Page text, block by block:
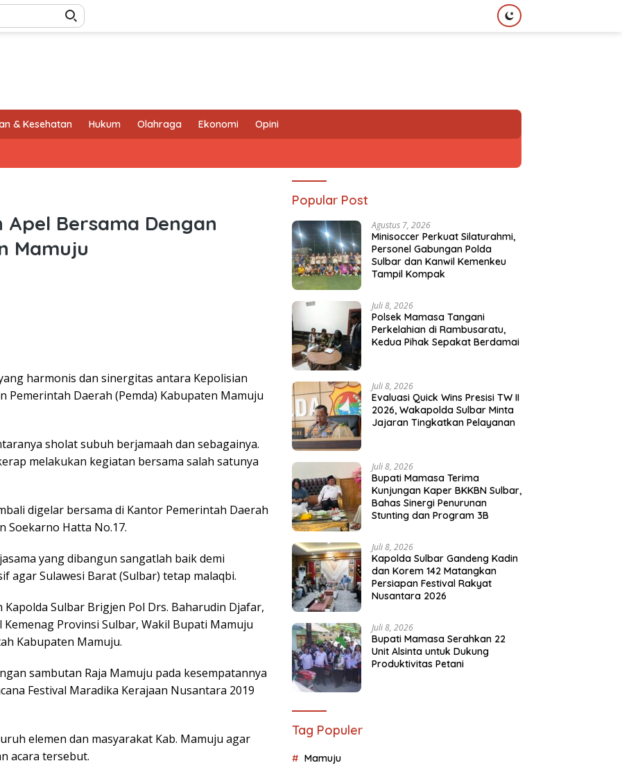
& Kesehatan Hukum Olahraga Ekonomi Opini
Bersama Dengan
Mamuju
harmonis dan sinergitas antara Kepolisian
Pemerintah Daerah (Pemda) Kabupaten Mamuju
sholat subuh berjamaah dan sebagainya.
melakukan kegiatan bersama salah satunya
digelar bersama di Kantor Pemerintah Daerah
Soekarno Hatta No.17.
yang dibangun sangatlah baik demi
agar Sulawesi Barat (Sulbar) tetap malaqbi.
Sulbar Brigjen Pol Drs. Baharudin Djafar,
Provinsi Sulbar, Wakil Bupati Mamuju
Kabupaten Mamuju.
sambutan Raja Mamuju pada kesempatannya
Festival Maradika Kerajaan Nusantara 2019
elemen dan masyarakat Kab. Mamuju agar
acara tersebut.
Popular Post
Agustus 7, 2026
Minisoccer Perkuat Silaturahmi,
Personel Gabungan Polda
Sulbar dan Kanwil Kemenkeu
Tampil Kompak
Juli 8, 2026
Polsek Mamasa Tangani
Perkelahian di Rambusaratu,
Kedua Pihak Sepakat Berdamai
Juli 8, 2026
Evaluasi Quick Wins Presisi TW II
2026, Wakapolda Sulbar Minta
Jajaran Tingkatkan Pelayanan
Juli 8, 2026
Bupati Mamasa Terima
Kunjungan Kaper BKKBN Sulbar,
Bahas Sinergi Penurunan
Stunting dan Program 3B
Juli 8, 2026
Kapolda Sulbar Gandeng Kadin
dan Korem 142 Matangkan
Persiapan Festival Rakyat
Nusantara 2026
Juli 8, 2026
Bupati Mamasa Serahkan 22
Unit Alsinta untuk Dukung
Produktivitas Petani
Tag Populer
Mamuju